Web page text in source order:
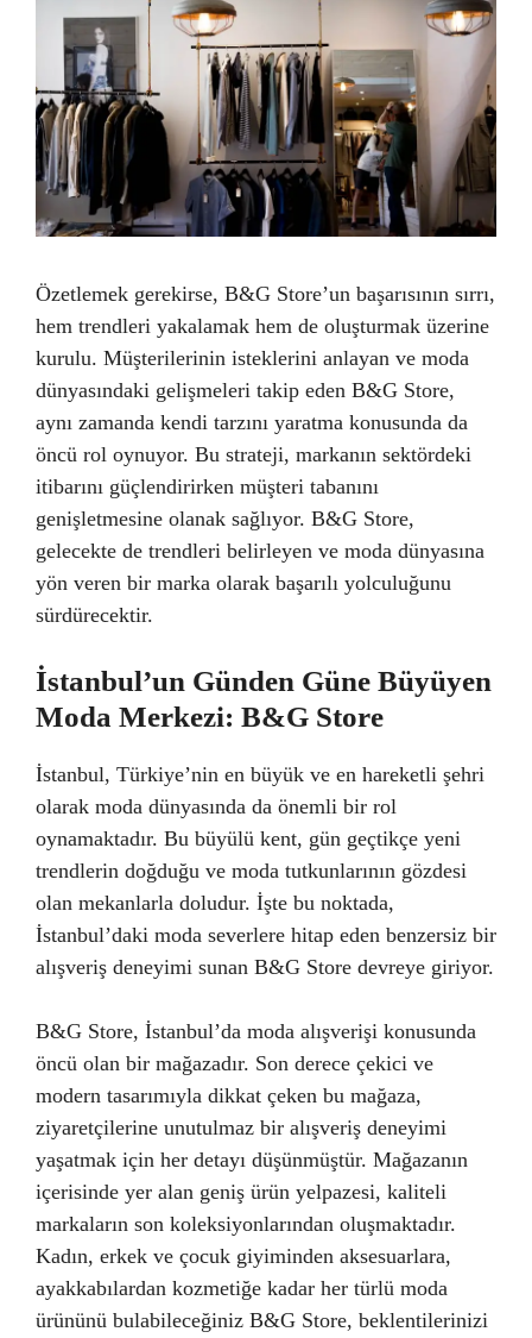
Özetlemek gerekirse, B&G Store’un başarısının sırrı,
hem trendleri yakalamak hem de oluşturmak üzerine
kurulu. Müşterilerinin isteklerini anlayan ve moda
dünyasındaki gelişmeleri takip eden B&G Store,
aynı zamanda kendi tarzını yaratma konusunda da
öncü rol oynuyor. Bu strateji, markanın sektördeki
itibarını güçlendirirken müşteri tabanını
genişletmesine olanak sağlıyor. B&G Store,
gelecekte de trendleri belirleyen ve moda dünyasına
yön veren bir marka olarak başarılı yolculuğunu
sürdürecektir.
İstanbul’un Günden Güne Büyüyen
Moda Merkezi: B&G Store
İstanbul, Türkiye’nin en büyük ve en hareketli şehri
olarak moda dünyasında da önemli bir rol
oynamaktadır. Bu büyülü kent, gün geçtikçe yeni
trendlerin doğduğu ve moda tutkunlarının gözdesi
olan mekanlarla doludur. İşte bu noktada,
İstanbul’daki moda severlere hitap eden benzersiz bir
alışveriş deneyimi sunan B&G Store devreye giriyor.
B&G Store, İstanbul’da moda alışverişi konusunda
öncü olan bir mağazadır. Son derece çekici ve
modern tasarımıyla dikkat çeken bu mağaza,
ziyaretçilerine unutulmaz bir alışveriş deneyimi
yaşatmak için her detayı düşünmüştür. Mağazanın
içerisinde yer alan geniş ürün yelpazesi, kaliteli
markaların son koleksiyonlarından oluşmaktadır.
Kadın, erkek ve çocuk giyiminden aksesuarlara,
ayakkabılardan kozmetiğe kadar her türlü moda
ürününü bulabileceğiniz B&G Store, beklentilerinizi